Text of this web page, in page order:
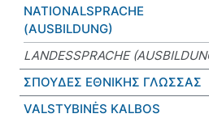
NATIONALSPRACHE
(AUSBILDUNG)
LANDESSPRACHE
ΣΠΟΥΔΕΣ ΕΘΝΙΚΗΣ ΓΛΩΣΣΑΣ
VALSTYBINĖS KALBOS